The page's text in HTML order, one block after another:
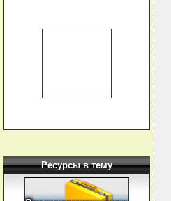
Ресурсы в тему